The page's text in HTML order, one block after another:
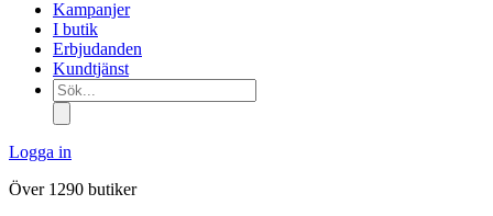
Kampanjer
I butik
Erbjudanden
Kundtjänst
Sök...
Logga in
Över 1290 butiker